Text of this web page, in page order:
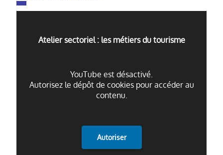
Atelier sectoriel : les métiers du tourisme
YouTube est désactivé.
Autorisez le dépôt de cookies pour accéder au
contenu.
Autoriser